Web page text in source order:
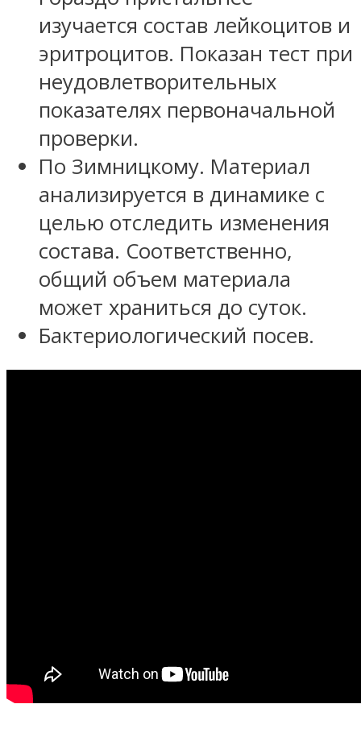
изучается состав лейкоцитов и
эритроцитов. Показан тест при
неудовлетворительных
показателях первоначальной
проверки.
По Зимницкому. Материал
анализируется в динамике с
целью отследить изменения
состава. Соответственно,
общий объем материала
может храниться до суток.
Бактериологический посев.